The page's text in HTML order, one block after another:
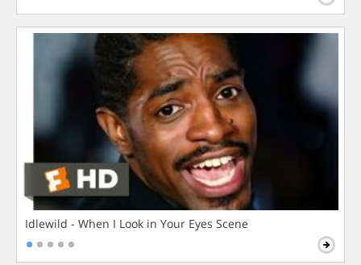
Idlewild - When I Look in Your Eyes Scene